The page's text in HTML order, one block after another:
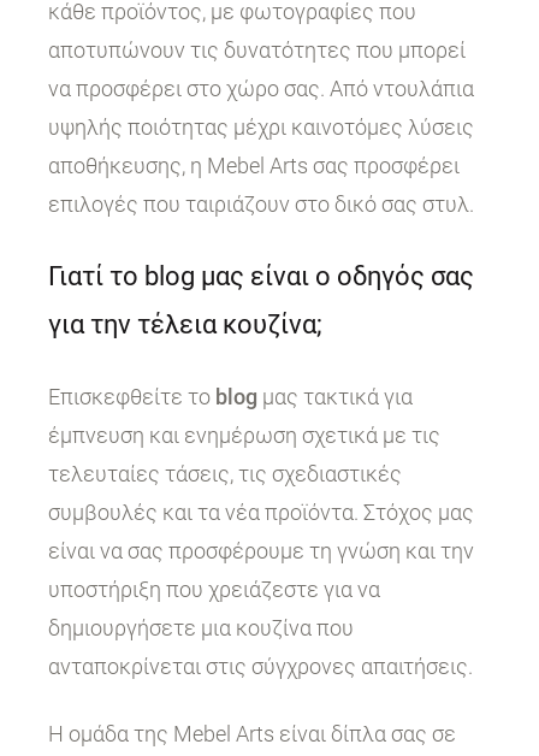
κάθε προϊόντος, με φωτογραφίες που
αποτυπώνουν τις δυνατότητες που μπορεί
να προσφέρει στο χώρο σας. Από ντουλάπια
υψηλής ποιότητας μέχρι καινοτόμες λύσεις
αποθήκευσης, η Mebel Arts σας προσφέρει
επιλογές που ταιριάζουν στο δικό σας στυλ.
Γιατί το blog μας είναι ο οδηγός σας
για την τέλεια κουζίνα;
Επισκεφθείτε το blog μας τακτικά για
έμπνευση και ενημέρωση σχετικά με τις
τελευταίες τάσεις, τις σχεδιαστικές
συμβουλές και τα νέα προϊόντα. Στόχος μας
είναι να σας προσφέρουμε τη γνώση και την
υποστήριξη που χρειάζεστε για να
δημιουργήσετε μια κουζίνα που
ανταποκρίνεται στις σύγχρονες απαιτήσεις.
Η ομάδα της Mebel Arts είναι δίπλα σας σε